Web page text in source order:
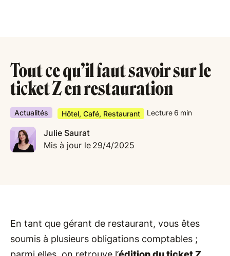
Tout ce qu’il faut savoir sur le
ticket Z en restauration
Actualités Hôtel, Café, Restaurant Lecture 6 min
Julie Saurat
Mis à jour le 29/4/2025
En tant que gérant de restaurant, vous êtes
soumis à plusieurs obligations comptables ;